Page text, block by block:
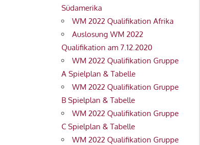
Südamerika
WM 2022 Qualifikation Afrika
Auslosung WM 2022
Qualifikation am 7.12.2020
WM 2022 Qualifikation Gruppe
A Spielplan & Tabelle
WM 2022 Qualifikation Gruppe
B Spielplan & Tabelle
WM 2022 Qualifikation Gruppe
C Spielplan & Tabelle
WM 2022 Qualifikation Gruppe